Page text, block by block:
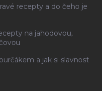
recepty a do čeho je
na jahodovou,
a jak si slavnost